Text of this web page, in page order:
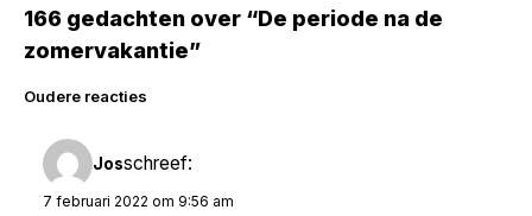
166 gedachten over “De periode na de
zomervakantie”
Reacties
navigatie
Oudere reacties
Josschreef:
7 februari 2022 om 9:56 am